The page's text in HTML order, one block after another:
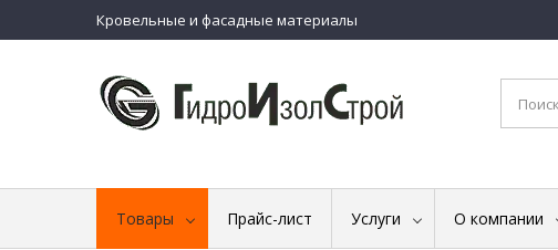
Кровельные и фасадные материалы
Товары Прайс-лист Услуги О компании